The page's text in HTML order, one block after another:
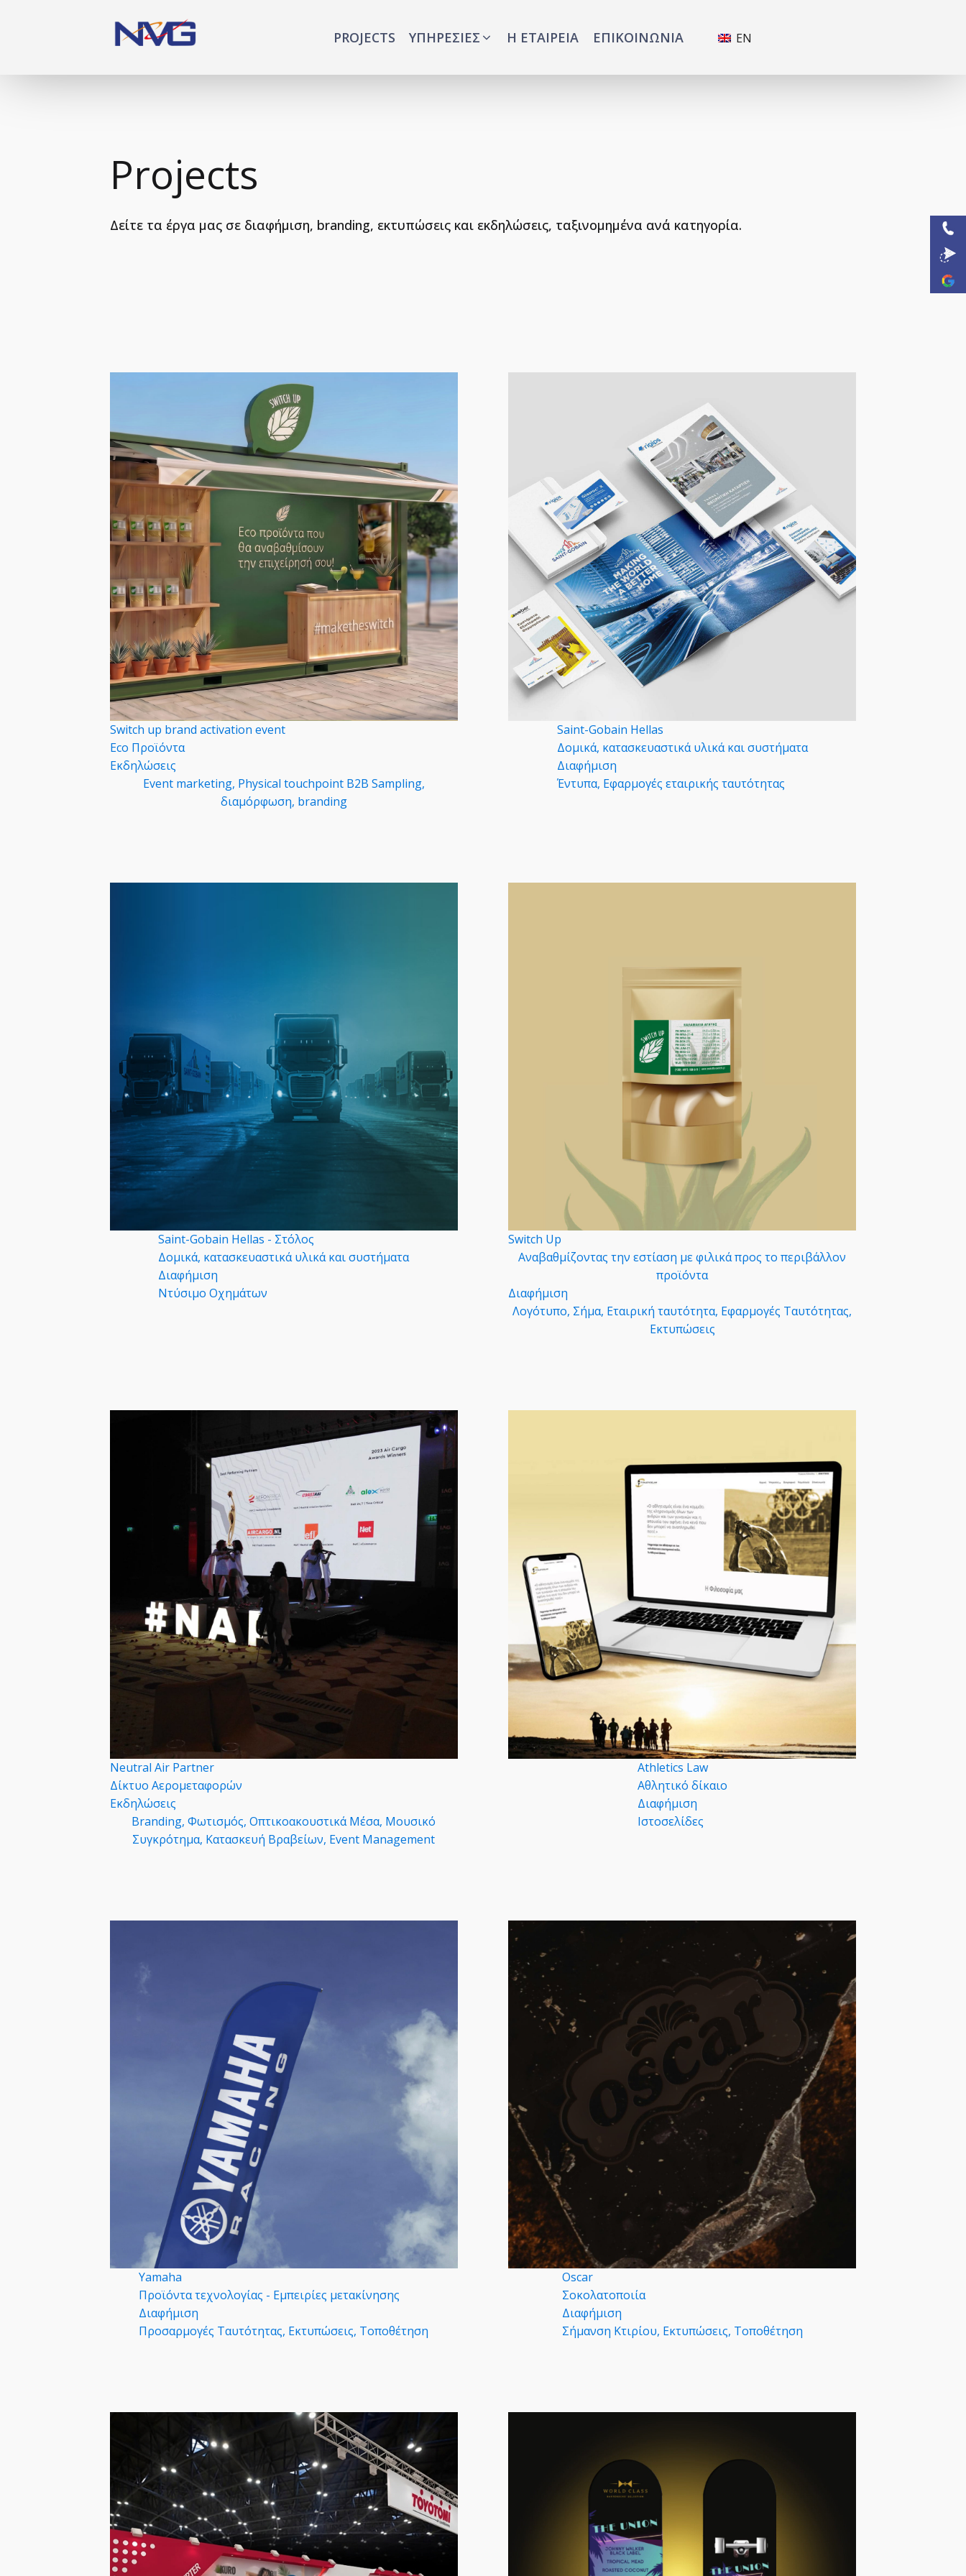
PROJECTS ΥΠΗΡΕΣΙΕΣ Η ΕΤΑΙΡΕΙΑ ΕΠΙΚΟΙΝΩΝΙΑ EN
Projects
Δείτε τα έργα μας σε διαφήμιση, branding, εκτυπώσεις και εκδηλώσεις, ταξινομημένα ανά κατηγορία.
Switch up brand activation event
Εcο Προϊόντα
Eκδηλώσεις
Event marketing, Physical touchpoint B2B Sampling,
διαμόρφωση, branding
Saint-Gobain Hellas
Δομικά, κατασκευαστικά υλικά και συστήματα
Διαφήμιση
Έντυπα, Εφαρμογές εταιρικής ταυτότητας
Saint-Gobain Hellas - Στόλος
Δομικά, κατασκευαστικά υλικά και συστήματα
Διαφήμιση
Nτύσιμο Οχημάτων
Switch Up
Αναβαθμίζοντας την εστίαση με φιλικά προς το περιβάλλον
προϊόντα
Διαφήμιση
Λογότυπο, Σήμα, Εταιρική ταυτότητα, Εφαρμογές Ταυτότητας,
Εκτυπώσεις
Νeutral Air Partner
Δίκτυο Αερομεταφορών
Eκδηλώσεις
Branding, Φωτισμός, Οπτικοακουστικά Μέσα, Μουσικό
Συγκρότημα, Κατασκευή Βραβείων, Εvent Μanagement
Athletics Law
Αθλητικό δίκαιο
Διαφήμιση
Ιστοσελίδες
Yamaha
Προϊόντα τεχνολογίας - Εμπειρίες μετακίνησης
Διαφήμιση
Προσαρμογές Ταυτότητας, Εκτυπώσεις, Τοποθέτηση
Oscar
Σοκολατοποιία
Διαφήμιση
Σήμανση Κτιρίου, Εκτυπώσεις, Τοποθέτηση